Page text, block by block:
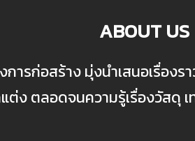
ABOUT US
การก่อสร้าง มุ่งนำเสนอเรื่อ
ง ตลอดจนความรู้เรื่องวัสดุ